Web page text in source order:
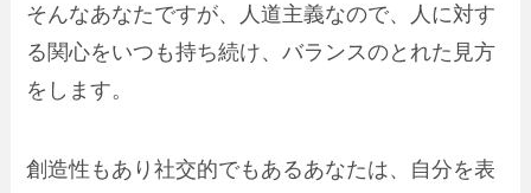
そんなあなたですが、人道主義なので、人に対す
る関心をいつも持ち続け、バランスのとれた見方
をします。
創造性もあり社交的でもあるあなたは、自分を表